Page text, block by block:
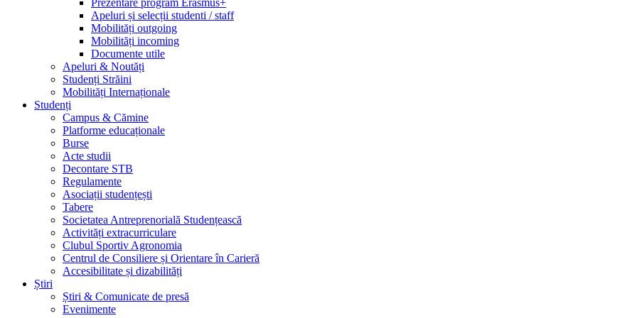
Apeluri și selecții studenti / staff
Mobilități outgoing
Mobilități incoming
Documente utile
Apeluri & Noutăți
Studenți Străini
Mobilități Internaționale
Studenți
Campus & Cămine
Platforme educaționale
Burse
Acte studii
Decontare STB
Regulamente
Asociații studențești
Tabere
Societatea Antreprenorială Studențească
Activități extracurriculare
Clubul Sportiv Agronomia
Centrul de Consiliere și Orientare în Carieră
Accesibilitate și dizabilități
Știri
Știri & Comunicate de presă
Evenimente